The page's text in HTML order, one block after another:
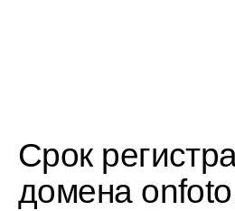
Срок
домена